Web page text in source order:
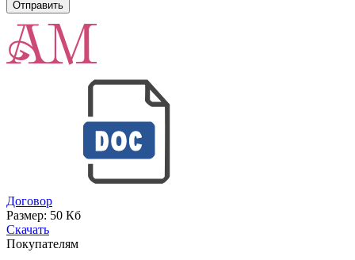
Договор
Размер: 50 Кб
Скачать
Покупателям